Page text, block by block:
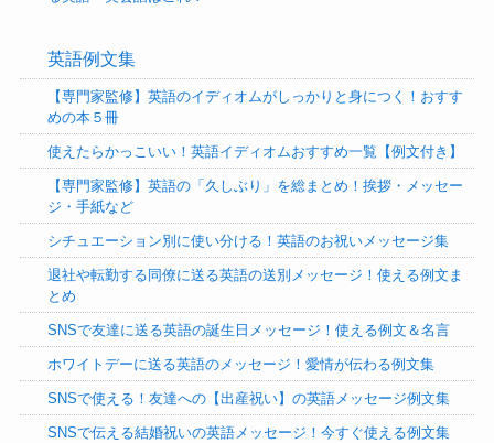
英語例文集
【専門家監修】英語のイディオムがしっかりと身につく！おすす
めの本５冊
使えたらかっこいい！英語イディオムおすすめ一覧【例文付き】
【専門家監修】英語の「久しぶり」を総まとめ！挨拶・メッセー
ジ・手紙など
シチュエーション別に使い分ける！英語のお祝いメッセージ集
退社や転勤する同僚に送る英語の送別メッセージ！使える例文ま
とめ
SNSで友達に送る英語の誕生日メッセージ！使える例文＆名言
ホワイトデーに送る英語のメッセージ！愛情が伝わる例文集
SNSで使える！友達への【出産祝い】の英語メッセージ例文集
SNSで伝える結婚祝いの英語メッセージ！今すぐ使える例文集